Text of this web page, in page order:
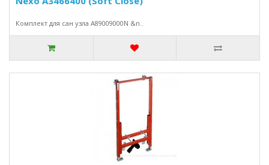
Комплект для сан узла A89009000N &n..